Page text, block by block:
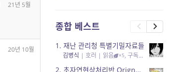
21년 5월
20년 10월
종합 베스트
1. 재난 관리청 특별기밀자료들
김병식 | 호러 | 읽음 ×5, 구독 , 응원96, 리뷰3
2. 초자연현상처리반 Orignal + True Ending